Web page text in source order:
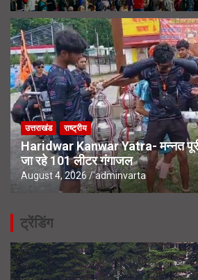
उत्तराखंड राष्ट्रीय
Haridwar Kanwar Yatra- मन्नत
जा रहे 101 लीटर गंगाजल
August 4, 2026 adminvarta
ट्रेंडिंग